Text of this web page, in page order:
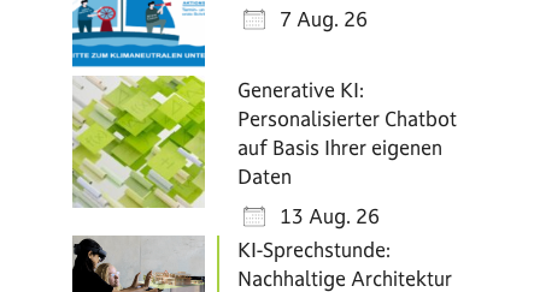
7 Aug. 26
Generative KI:
Personalisierter Chatbot
auf Basis Ihrer eigenen
Daten
13 Aug. 26
KI-Sprechstunde:
Nachhaltige Architektur